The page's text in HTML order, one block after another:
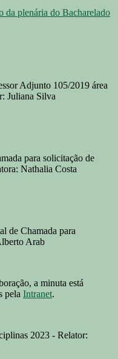
da plenária do Bacharelado
Adjunto 105/2019 área
Juliana Silva
para solicitação de
Nathalia Costa
de Chamada para
Arab
a minuta está
pela Intranet.
2023 - Relator: